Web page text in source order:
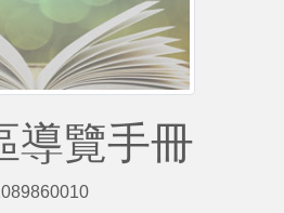
導覽手冊